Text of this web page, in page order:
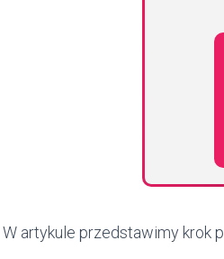
W artykule przedstawimy krok